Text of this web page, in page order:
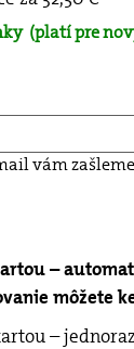
(platí pre
vám
–
môžete
–